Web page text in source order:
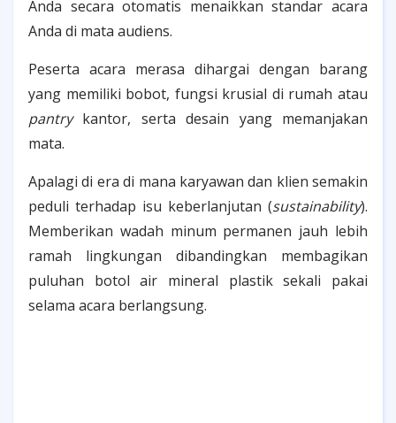
Anda secara otomatis menaikkan standar acara
Anda di mata audiens.
Peserta acara merasa dihargai dengan barang
yang memiliki bobot, fungsi krusial di rumah atau
pantrykantor, serta desain yang memanjakan
mata.
Apalagi di era di mana karyawan dan klien semakin
peduli terhadap isu keberlanjutan (sustainability).
Memberikan wadah minum permanen jauh lebih
ramah lingkungan dibandingkan membagikan
puluhan botol air mineral plastik sekali pakai
selama acara berlangsung.